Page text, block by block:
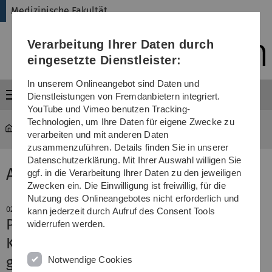
Direkt
Direkt
Direkt
(Sprache,
Drucken,
Media)
Direkt
Direkt
Medizinische Fakultät
Menü
Medizinische Fakultät
Aktuelle Meldung
02. September 2020
Projektförderung für Alternsforscher
Künstliche Intelligenz im Kampf
gegen Leukämie
Verarbeitung Ihrer Daten durch
eingesetzte Dienstleister:
In unserem Onlineangebot sind Daten und
Dienstleistungen von Fremdanbietern integriert.
YouTube und Vimeo benutzen Tracking-
Technologien, um Ihre Daten für eigene Zwecke zu
verarbeiten und mit anderen Daten
zusammenzuführen. Details finden Sie in unserer
Datenschutzerklärung. Mit Ihrer Auswahl willigen Sie
ggf. in die Verarbeitung Ihrer Daten zu den jeweiligen
Zwecken ein. Die Einwilligung ist freiwillig, für die
Nutzung des Onlineangebotes nicht erforderlich und
kann jederzeit durch Aufruf des Consent Tools
widerrufen werden.
Notwendige Cookies